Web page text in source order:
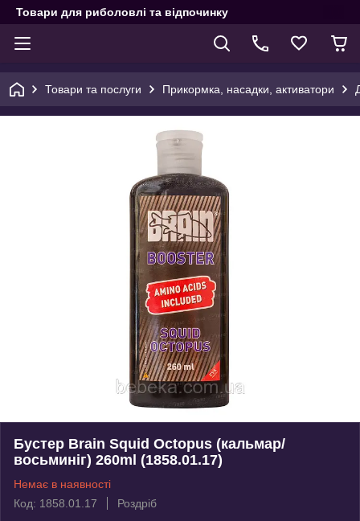
Товари для риболовлі та відпочинку
Товари та послуги Прикормка, насадки, активатори
Бустер Brain Squid Octopus (кальмар/
восьминіг) 260ml (1858.01.17)
Немає в наявності
Код: 1858.01.17
Роздріб